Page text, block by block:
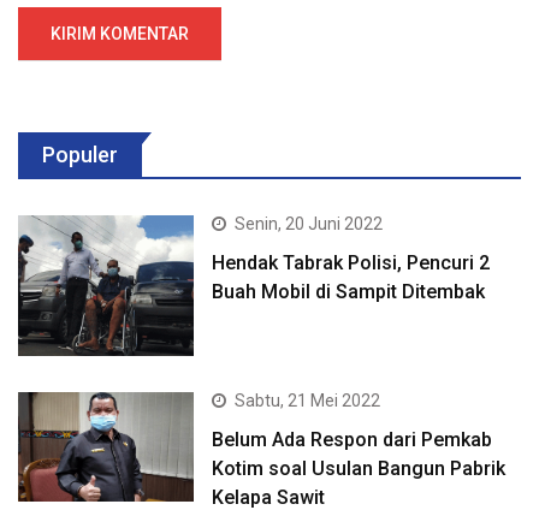
Populer
Senin, 20 Juni 2022
Hendak Tabrak Polisi, Pencuri 2
Buah Mobil di Sampit Ditembak
Sabtu, 21 Mei 2022
Belum Ada Respon dari Pemkab
Kotim soal Usulan Bangun Pabrik
Kelapa Sawit